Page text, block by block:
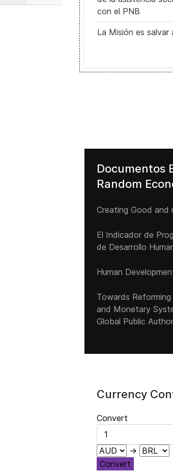
con el PNB
La Misión es salvar
Documentos
Random
Creating Good and
El Indicador de
de Desarrollo
Human
Towards
and Monetary
Global Public
Currency
Convert
→
Convert